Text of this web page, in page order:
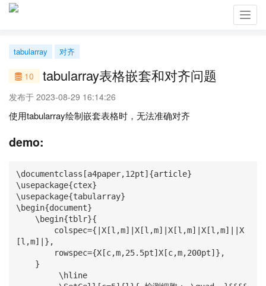
tabularray 对齐
10 tabularray表格嵌套和对齐问题
发布于 2023-08-29 16:14:26
使用tabularray绘制嵌套表格时，无法准确对齐
demo:
\documentclass[a4paper,12pt]{article}
\usepackage{ctex}
\usepackage{tabularray}
\begin{document}
[l,m]|},